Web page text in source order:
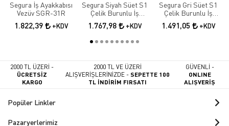
Segura İş Ayakkabısı
Vezüv SGR-31R
1.822,39 +KDV
Segura Siyah Süet S1
Çelik Burunlu İş
Güvenlik Ayakkabısı
SGR-52
1.767,98 +KDV
Segura Gri Süet S1
Çelik Burunlu İş
Güvenlik Ayakkabısı
SGR-51
1.491,05 +KDV
2000 TL ÜZERİ -
ÜCRETSİZ
KARGO
2000 TL VE ÜZERİ
ALIŞVERİŞLERİNİZDE -SEPETTE 100
TL İNDİRİM FIRSATI
GÜVENLİ -
ONLINE
ALIŞVERİŞ
Popüler Linkler
Pazaryerlerimiz